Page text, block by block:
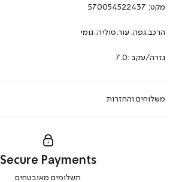
משלוחים והחזרות
מקט: 570054522437
הרכב:גפה: עור,סוליה: גומי
גזרה/עקב :7.0
Secure Payments
תשלומים מאובטחים